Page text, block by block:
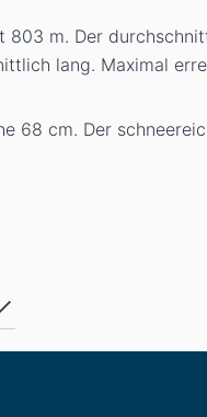
803 m. Der
lang. Maximal
68 cm. Der